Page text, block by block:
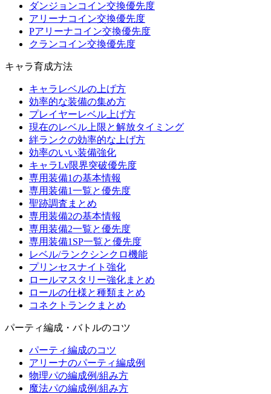
ダンジョンコイン交換優先度
アリーナコイン交換優先度
Pアリーナコイン交換優先度
クランコイン交換優先度
キャラ育成方法
キャラレベルの上げ方
効率的な装備の集め方
プレイヤーレベル上げ方
現在のレベル上限と解放タイミング
絆ランクの効率的な上げ方
効率のいい装備強化
キャラLv限界突破優先度
専用装備1の基本情報
専用装備1一覧と優先度
聖跡調査まとめ
専用装備2の基本情報
専用装備2一覧と優先度
専用装備1SP一覧と優先度
レベル/ランクシンクロ機能
プリンセスナイト強化
ロールマスタリー強化まとめ
ロールの仕様と種類まとめ
コネクトランクまとめ
パーティ編成・バトルのコツ
パーティ編成のコツ
アリーナのパーティ編成例
物理パの編成例/組み方
魔法パの編成例/組み方